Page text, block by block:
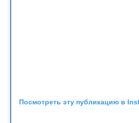
Посмотреть эту публикацию в